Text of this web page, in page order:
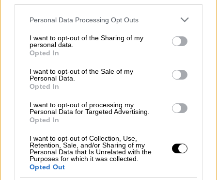
Please note that this website/app uses one or more Google
not limited to your visit or usage behaviour. You may click to
grant or deny consent to Google and its third-party tags to
use your data for below specified purposes in below Google
consent section.
Personal Data Processing Opt Outs
I want to opt-out of the Sharing of my
personal data.
Opted In
I want to opt-out of the Sale of my
Personal Data.
Opted In
I want to opt-out of processing my
Personal Data for Targeted Advertising.
Opted In
I want to opt-out of Collection, Use,
Retention, Sale, and/or Sharing of my
Personal Data that Is Unrelated with the
Purposes for which it was collected.
Opted Out
χαρτονομίσματα των 100 ευρώ, αμφιβόλου
γνησιότητας,τα οποία και κατασχέθηκαν.
Ο δράστης σε άλλη περιοχή της
Θεσσαλονίκης με την ίδια μέθοδο
επιχείρησε να προμηθευτεί, μέσω εταιρείας
1.400 ευρώ, που είχε παραγγείλει από
κατάστημα.
Στη κατοχή του βρέθηκαν και κατασχέθηκαν
είκοσιχαρτονομίσματατων 100 ευρώ,
αμφιβόλου γνησιότητας.